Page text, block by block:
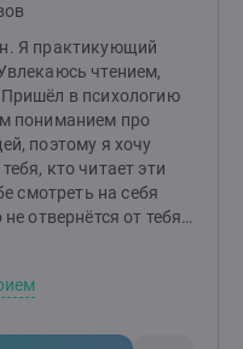
Я практикующий
чтением,
в психологию
пониманием про
поэтому я хочу
кто читает эти
смотреть на себя
отвернётся от тебя
осилит идущий.
обратившись
как ты привык до